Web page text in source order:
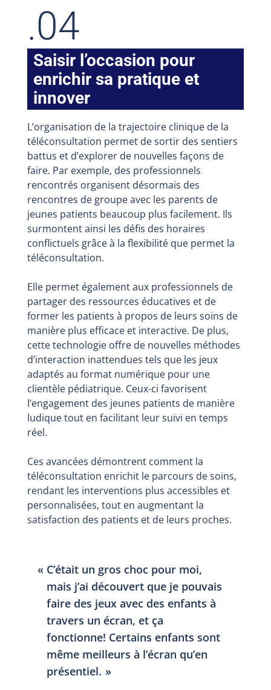
.04
Saisir l’occasion pour
enrichir sa pratique et
innover
L’organisation de la trajectoire clinique de la
téléconsultation permet de sortir des sentiers
battus et d’explorer de nouvelles façons de
faire. Par exemple, des professionnels
rencontrés organisent désormais des
rencontres de groupe avec les parents de
jeunes patients beaucoup plus facilement. Ils
surmontent ainsi les défis des horaires
conflictuels grâce à la flexibilité que permet la
téléconsultation.
Elle permet également aux professionnels de
partager des ressources éducatives et de
former les patients à propos de leurs soins de
manière plus efficace et interactive. De plus,
cette technologie offre de nouvelles méthodes
d’interaction inattendues tels que les jeux
adaptés au format numérique pour une
clientèle pédiatrique. Ceux-ci favorisent
l’engagement des jeunes patients de manière
ludique tout en facilitant leur suivi en temps
réel.
Ces avancées démontrent comment la
téléconsultation enrichit le parcours de soins,
rendant les interventions plus accessibles et
personnalisées, tout en augmentant la
satisfaction des patients et de leurs proches.
C’était un gros choc pour moi,
mais j’ai découvert que je pouvais
faire des jeux avec des enfants à
travers un écran, et ça
fonctionne! Certains enfants sont
même meilleurs à l’écran qu’en
présentiel.